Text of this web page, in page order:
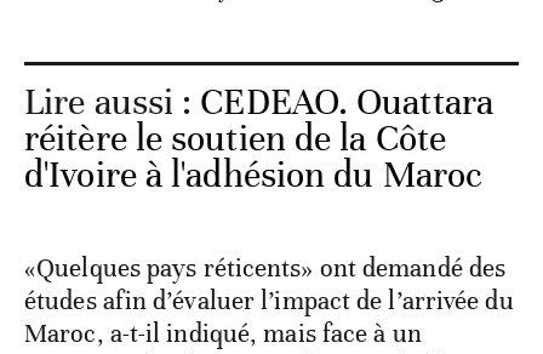
Lire aussi : CEDEAO. Ouattara
réitère le soutien de la Côte
d'Ivoire à l'adhésion du Maroc
«Quelques pays réticents» ont demandé des
études afin d’évaluer l’impact de l’arrivée du
Maroc, a-t-il indiqué, mais face à un